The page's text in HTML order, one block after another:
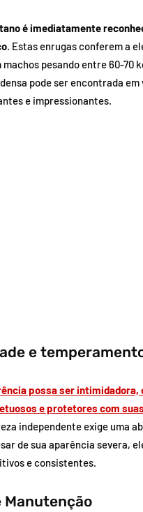
é imediatamente
. Estas enrugas conferem a
machos pesando entre 60-70
pode ser encontrada
e impressionantes.
e
possa ser intimidadora,
e protetores com
independente exige uma
de sua aparência severa,
e consistentes.
Manutenção